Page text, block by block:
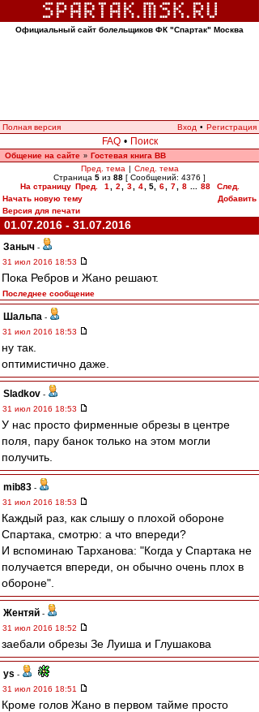
Официальный сайт болельщиков ФК "Спартак" Москва
Полная версия Вход • Регистрация
FAQ • Поиск
Общение на сайте » Гостевая книга ВВ
Пред. тема | След. тема
Страница 5 из 88 [ Сообщений: 4376 ]
На страницу Пред. 1 2 3 4 5, 6 7 8 88
След.
Начать новую тему
Добавить
Версия для печати
01.07.2016 - 31.07.2016
Заныч -
31 июл 2016 18:53
Пока Ребров и Жано решают.
Последнее сообщение
Шальпа -
31 июл 2016 18:53
ну так.
оптимистично даже.
Sladkov -
31 июл 2016 18:53
У нас просто фирменные обрезы в центре
поля, пару банок только на этом могли
получить.
mib83 -
31 июл 2016 18:53
Каждый раз, как слышу о плохой обороне
Спартака, смотрю: а что впереди?
И вспоминаю Тарханова: "Когда у Спартака не
получается впереди, он обычно очень плох в
обороне".
Жентяй -
31 июл 2016 18:52
заебали обрезы Зе Луиша и Глушакова
ys -
31 июл 2016 18:51
Кроме голов Жано в первом тайме просто